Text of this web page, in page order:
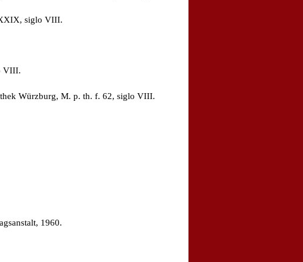
siglo VIII.
VIII.
Würzburg, M. p. th. f. 62, siglo VIII.
1960.